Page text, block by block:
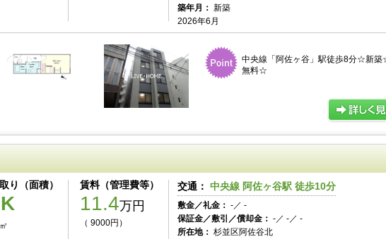
築年月： 新築
2026年6月
中央線「阿佐ヶ谷」駅徒歩8分☆新
無料☆
り（面積） 賃料（管理費等）
11.4万円
（ 9000円）
交通： 中央線 阿佐ヶ谷駅 徒歩10分
敷金／礼金： -／ -
保証金／敷引／償却金： -／ -／ -
所在地： 杉並区阿佐谷北